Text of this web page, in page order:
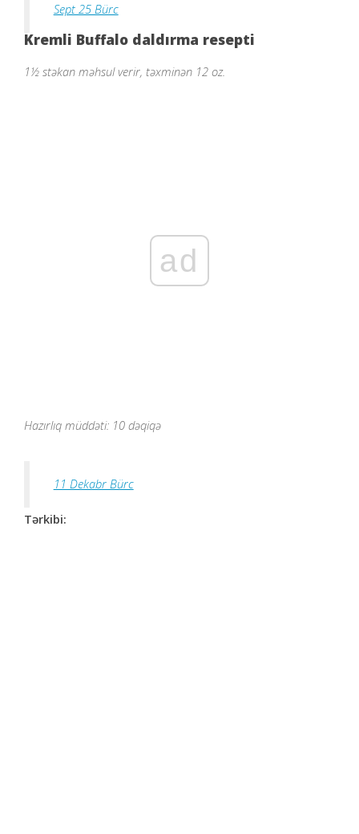
Sept 25 Bürc
Kremli Buffalo daldırma resepti
1½ stəkan məhsul verir, təxminən 12 oz.
ad
Hazırlıq müddəti: 10 dəqiqə
11 Dekabr Bürc
Tərkibi: